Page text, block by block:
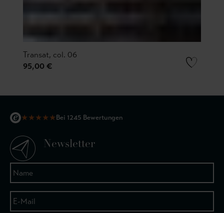
Transat, col. 06
95,00 €
★★★★★Bei 1245 Bewertungen
Newsletter